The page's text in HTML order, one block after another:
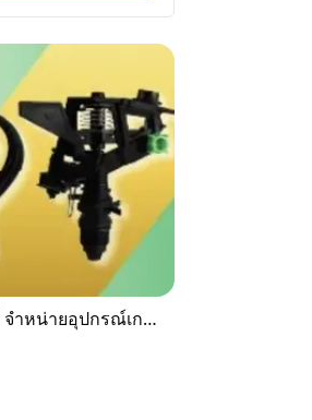
กนก โปรดักส์ จำหน่ายอุปกรณ์เกษตร เช่น สปริงเกอร์ ข้อต่อ PVC ข้อต่อ PE ฯลฯ คุณภาพคุ้มค่า ในราคายุติธรรม